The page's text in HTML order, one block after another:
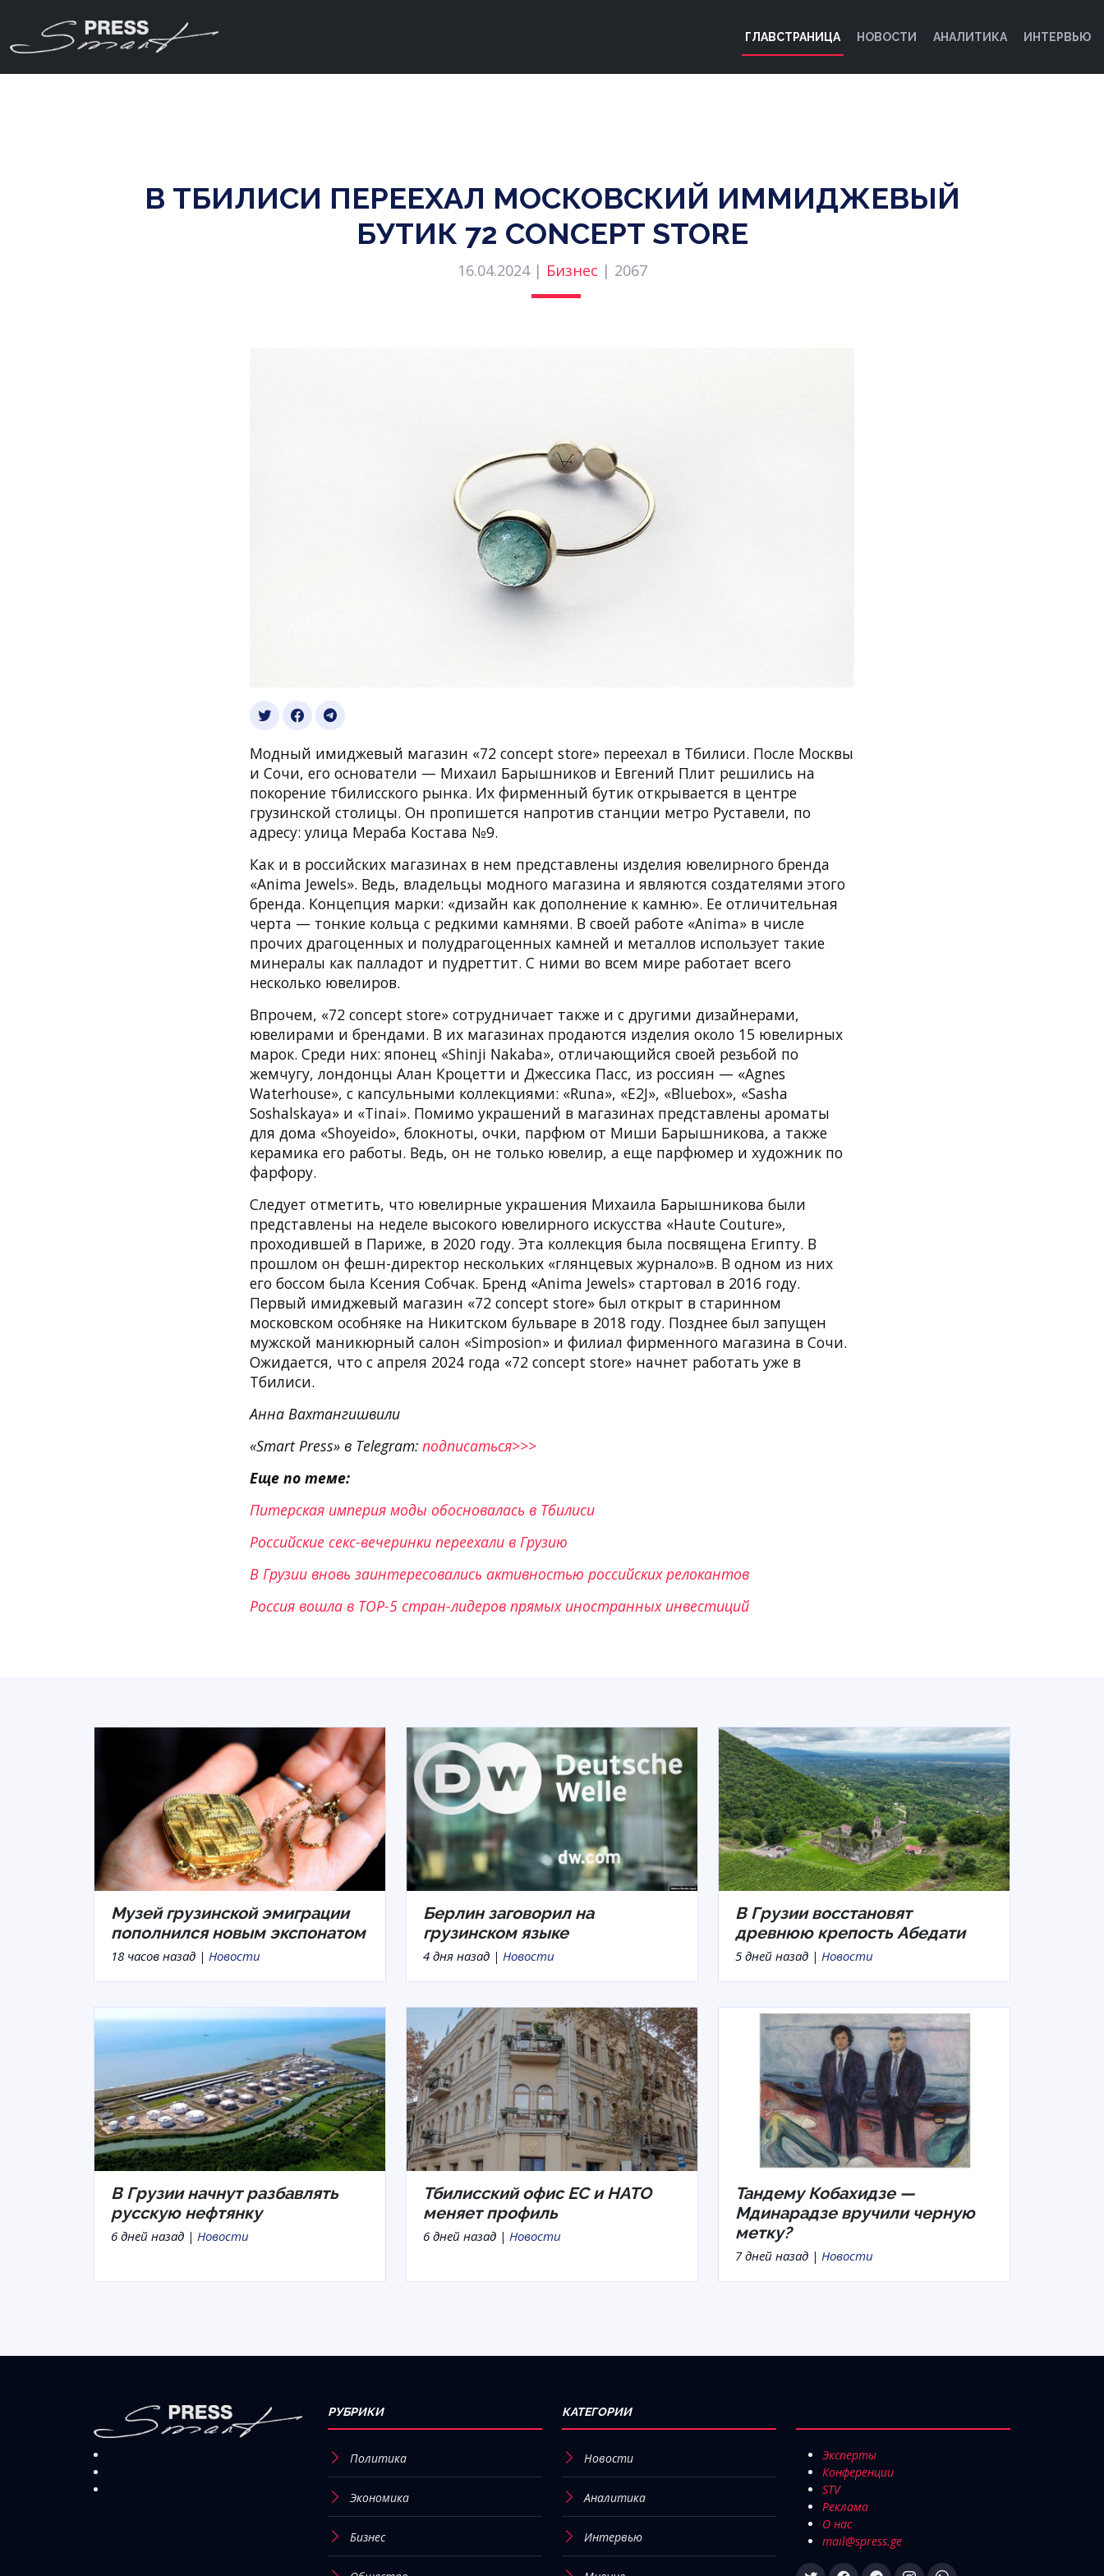
ГЛАВСТРАНИЦА НОВОСТИ АНАЛИТИКА ИНТЕРВЬЮ
В ТБИЛИСИ ПЕРЕЕХАЛ МОСКОВСКИЙ ИММИДЖЕВЫЙ
БУТИК 72 CONCEPT STORE
16.04.2024 | Бизнес | 2067
Модный имиджевый магазин «72 concept store» переехал в Тбилиси. После Москвы
и Сочи, его основатели — Михаил Барышников и Евгений Плит решились на
покорение тбилисского рынка. Их фирменный бутик открывается в центре
грузинской столицы. Он пропишется напротив станции метро Руставели, по
адресу: улица Мераба Костава №9.
Как и в российских магазинах в нем представлены изделия ювелирного бренда
«Anima Jewels». Ведь, владельцы модного магазина и являются создателями этого
бренда. Концепция марки: «дизайн как дополнение к камню». Ее отличительная
черта — тонкие кольца с редкими камнями. В своей работе «Anima» в числе
прочих драгоценных и полудрагоценных камней и металлов использует такие
минералы как палладот и пудреттит. С ними во всем мире работает всего
несколько ювелиров.
Впрочем, «72 concept store» сотрудничает также и с другими дизайнерами,
ювелирами и брендами. В их магазинах продаются изделия около 15 ювелирных
марок. Среди них: японец «Shinji Nakaba», отличающийся своей резьбой по
жемчугу, лондонцы Алан Кроцетти и Джессика Пасс, из россиян — «Agnes
Waterhouse», с капсульными коллекциями: «Runa», «E2J», «Bluebox», «Sasha
Soshalskaya» и «Tinai». Помимо украшений в магазинах представлены ароматы
для дома «Shoyeido», блокноты, очки, парфюм от Миши Барышникова, а также
керамика его работы. Ведь, он не только ювелир, а еще парфюмер и художник по
фарфору.
Следует отметить, что ювелирные украшения Михаила Барышникова были
представлены на неделе высокого ювелирного искусства «Haute Couture»,
проходившей в Париже, в 2020 году. Эта коллекция была посвящена Египту. В
прошлом он фешн-директор нескольких «глянцевых журнало»в. В одном из них
его боссом была Ксения Собчак. Бренд «Anima Jewels» стартовал в 2016 году.
Первый имиджевый магазин «72 concept store» был открыт в старинном
московском особняке на Никитском бульваре в 2018 году. Позднее был запущен
мужской маникюрный салон «Simposion» и филиал фирменного магазина в Сочи.
Ожидается, что с апреля 2024 года «72 concept store» начнет работать уже в
Тбилиси.
Анна Вахтангишвили
«Smart Press» в Telegram: подписаться>>>
Еще по теме:
Питерская империя моды обосновалась в Тбилиси
Российские секс-вечеринки переехали в Грузию
В Грузии вновь заинтересовались активностью российских релокантов
Россия вошла в TOP-5 стран-лидеров прямых иностранных инвестиций
Музей грузинской эмиграции
пополнился новым экспонатом
18 часов назад | Новости
Берлин заговорил на
грузинском языке
4 дня назад | Новости
В Грузии восстановят
древнюю крепость Абедати
5 дней назад | Новости
В Грузии начнут разбавлять
русскую нефтянку
6 дней назад | Новости
Тбилисский офис ЕС и НАТО
меняет профиль
6 дней назад | Новости
Тандему Кобахидзе —
Мдинарадзе вручили черную
метку?
7 дней назад | Новости
РУБРИКИ
Политика
Экономика
Бизнес
КАТЕГОРИИ
Новости
Аналитика
Интервью
Эксперты
Конференции
STV
Реклама
О нас
mail@spress.ge